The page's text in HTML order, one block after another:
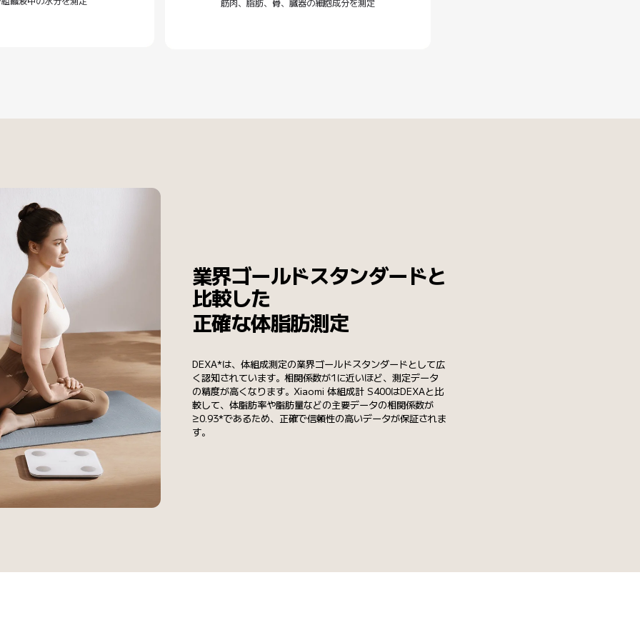
筋肉、脂肪、骨、臓器の細胞成分を測定
業界ゴールドスタンダードと
比較した
正確な体脂肪測定
DEXA*は、体組成測定の業界ゴールドスタンダードとして広
く認知されています。相関係数が1に近いほど、測定データ
の精度が高くなります。Xiaomi 体組成計 S400はDEXAと比
較して、体脂肪率や脂肪量などの主要データの相関係数が
≥0.93*であるため、正確で信頼性の高いデータが保証されま
す。